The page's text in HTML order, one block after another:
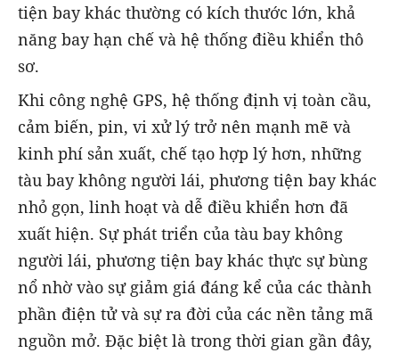
tiện bay khác thường có kích thước lớn, khả
năng bay hạn chế và hệ thống điều khiển thô
sơ.
Khi công nghệ GPS, hệ thống định vị toàn cầu,
cảm biến, pin, vi xử lý trở nên mạnh mẽ và
kinh phí sản xuất, chế tạo hợp lý hơn, những
tàu bay không người lái, phương tiện bay khác
nhỏ gọn, linh hoạt và dễ điều khiển hơn đã
xuất hiện. Sự phát triển của tàu bay không
người lái, phương tiện bay khác thực sự bùng
nổ nhờ vào sự giảm giá đáng kể của các thành
phần điện tử và sự ra đời của các nền tảng mã
nguồn mở. Đặc biệt là trong thời gian gần đây,